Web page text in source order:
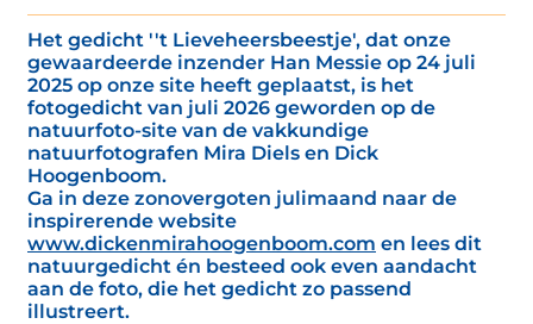
Het gedicht ''t Lieveheersbeestje', dat onze
gewaardeerde inzender Han Messie op 24 juli
2025 op onze site heeft geplaatst, is het
fotogedicht van juli 2026 geworden op de
natuurfoto-site van de vakkundige
natuurfotografen Mira Diels en Dick
Hoogenboom.
Ga in deze zonovergoten julimaand naar de
inspirerende website
www.dickenmirahoogenboom.com en lees dit
natuurgedicht én besteed ook even aandacht
aan de foto, die het gedicht zo passend
illustreert.